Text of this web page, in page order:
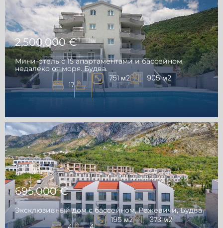
2,500,000 €
Мини-отель с 15 апартаментами и бассейном,
недалеко от моря. Будва.
17
751 м2 905 м2
695,000 €
Эксклюзивный дом с бассейном, Режевичи, Будва
195 м2 373 м2